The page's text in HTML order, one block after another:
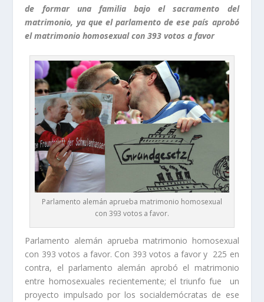
de formar una familia bajo el sacramento del
matrimonio, ya que el parlamento de ese país aprobó
el matrimonio homosexual con 393 votos a favor
Parlamento alemán aprueba matrimonio homosexual
con 393 votos a favor.
Parlamento alemán aprueba matrimonio homosexual
con 393 votos a favor. Con 393 votos a favor y 225 en
contra, el parlamento alemán aprobó el matrimonio
entre homosexuales recientemente; el triunfo fue un
proyecto impulsado por los socialdemócratas de ese